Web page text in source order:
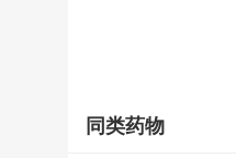
同类药物